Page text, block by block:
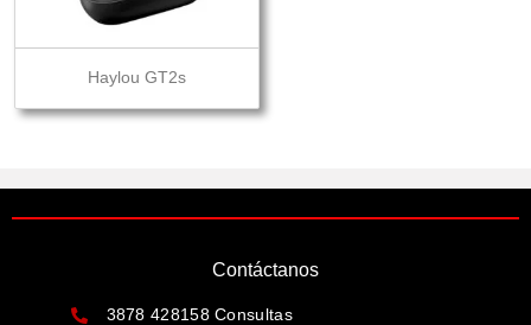
Haylou GT2s
Contáctanos
3878 428158 Consultas